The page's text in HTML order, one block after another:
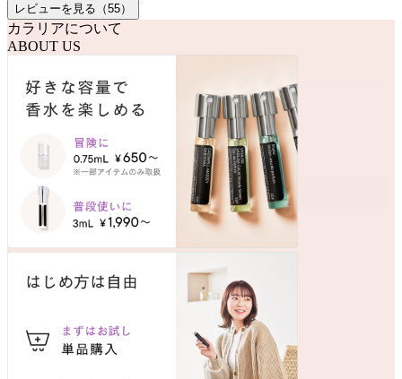
レビューを見る（55）
カラリアについて
ABOUT US